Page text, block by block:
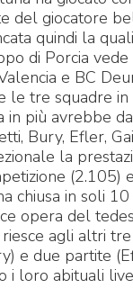
del giocatore
quindi la
di Porcia
e BC
le tre squadre in
in più avrebbe
Bury, Efler,
la
(2.105)
chiusa in soli
opera del
agli altri
e due partite
i loro abituali